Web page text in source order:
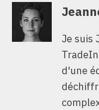
Je suis
d'une